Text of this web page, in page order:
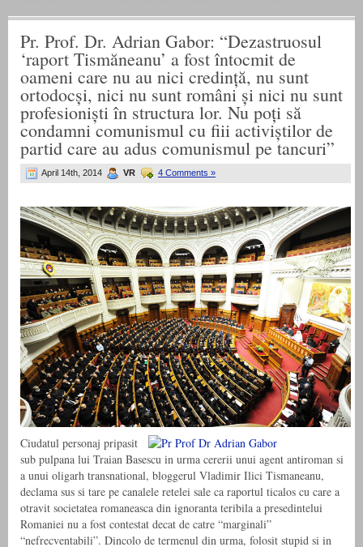
Pr. Prof. Dr. Adrian Gabor: “Dezastruosul
‘raport Tismăneanu’ a fost întocmit de
oameni care nu au nici credință, nu sunt
ortodocși, nici nu sunt români și nici nu sunt
profesioniști în structura lor. Nu poți să
condamni comunismul cu fiii activiștilor de
partid care au adus comunismul pe tancuri”
April 14th, 2014 VR 4 Comments »
Ciudatul personaj pripasit
sub pulpana lui Traian Basescu in urma cererii unui agent antiroman si
a unui oligarh transnational, bloggerul Vladimir Ilici Tismaneanu,
declama sus si tare pe canalele retelei sale ca raportul ticalos cu care a
otravit societatea romaneasca din ignoranta teribila a presedintelui
Romaniei nu a fost contestat decat de catre “marginali”
“nefrecventabili”. Dincolo de termenul din urma, folosit stupid si in